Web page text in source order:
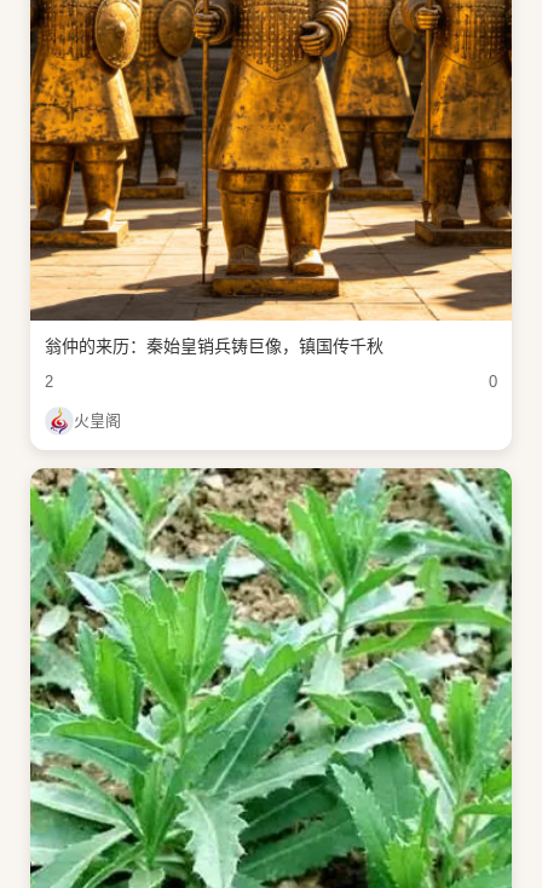
翁仲的来历：秦始皇销兵铸巨像，镇国传千秋
2 0
火皇阁